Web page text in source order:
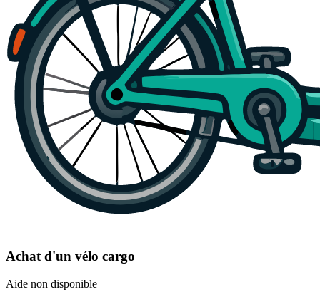
Achat d'un vélo cargo
Aide non disponible